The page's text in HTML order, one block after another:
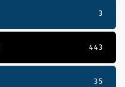
3
443
35